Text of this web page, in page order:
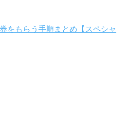
をもらう手順まとめ【スペシャ